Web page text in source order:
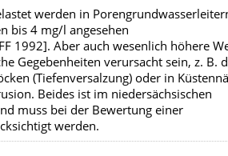
werden in
bis 4 mg/l angesehen
1992]. Aber auch wesenlich höhere
Gegebenheiten verursacht sein, z. B.
(Tiefenversalzung) oder in
Beides ist im niedersächsischen
muss bei der Bewertung einer
werden.